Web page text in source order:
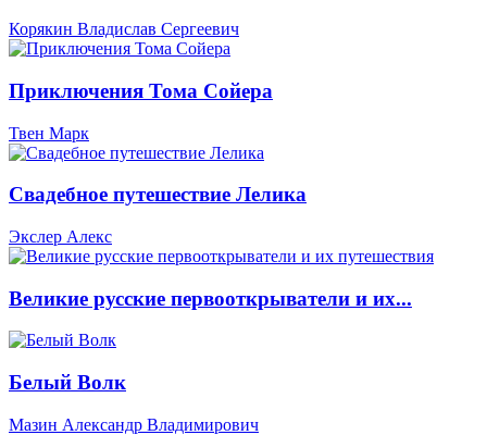
Корякин Владислав Сергеевич
Приключения Тома Сойера
Твен Марк
Свадебное путешествие Лелика
Экслер Алекс
Великие русские первооткрыватели и их...
Белый Волк
Мазин Александр Владимирович